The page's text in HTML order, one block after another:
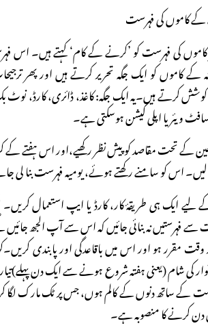
کاموں کی فہرست
کاموں کی فہرست کو ’کرنے کے کام‘ کہتے ہیں۔
کاموں کو ایک جگہ تحریر کرتے ہیں اور پھر
کرتے ہیں۔یہ ایک جگہ: کاغذ، ڈائری، کارڈ،
ویئر یا اپلی کیشن ہوسکتی ہے۔
کے تحت مقاصد کو پیش نظر رکھیے،اور اس ہفتے
اس کو سامنے رکھتے ہوئے، یومیہ فہرست بنا لی
لیے ایک ہی طریقۂ کار، کارڈ یا ایپ استعمال
سے فہرستیں نہ بنائی جائیں کہ اس سے آپ الجھ
مقرر ہو اور اس میں باقاعدگی اور پابندی
کی شام (یعنی ہفتہ شروع ہونے سے ایک دن
کے ساتھ دنوں کے کالم ہوں، جس پر ٹک مارک لگا
دن کرنے کا منصوبہ ہے۔